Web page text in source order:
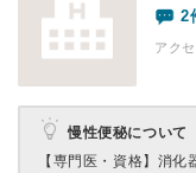
2
アク
慢性便秘について
【専門医・資格】 消化